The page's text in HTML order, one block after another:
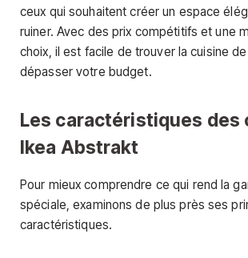
ceux qui souhaitent créer un espace
ruiner. Avec des prix compétitifs et une
choix, il est facile de trouver la cuisine
dépasser votre budget.
Les caractéristiques des
Ikea Abstrakt
Pour mieux comprendre ce qui rend la
spéciale, examinons de plus près ses
caractéristiques.